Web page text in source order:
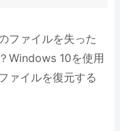
ファイルを失った
Windows 10を使用
ァイルを復元する